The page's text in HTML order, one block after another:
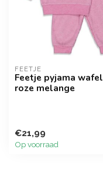
FEETJE
Feetje pyjama wafel
roze melange
€21,99
Op voorraad